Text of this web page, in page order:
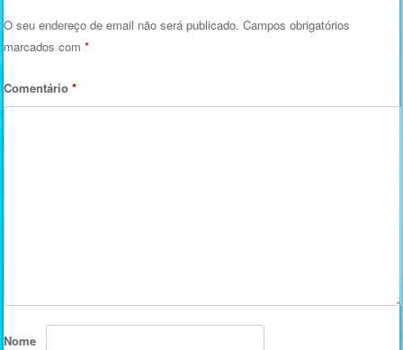
O seu endereço de email não será publicado. Campos obrigatórios
marcados com*
Comentário*
Nome